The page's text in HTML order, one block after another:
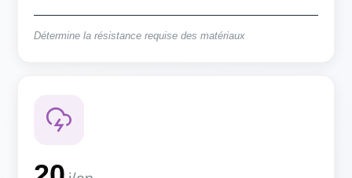
Détermine la résistance requise des matériaux